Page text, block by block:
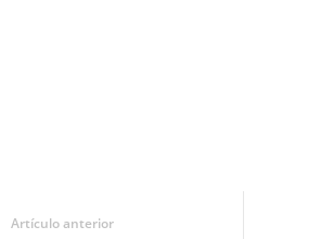
Artículo anterior